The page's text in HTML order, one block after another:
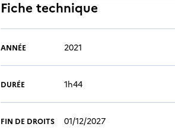
Fiche technique
ANNÉE 2021
DURÉE 1h44
FIN DE DROITS 01/12/2027